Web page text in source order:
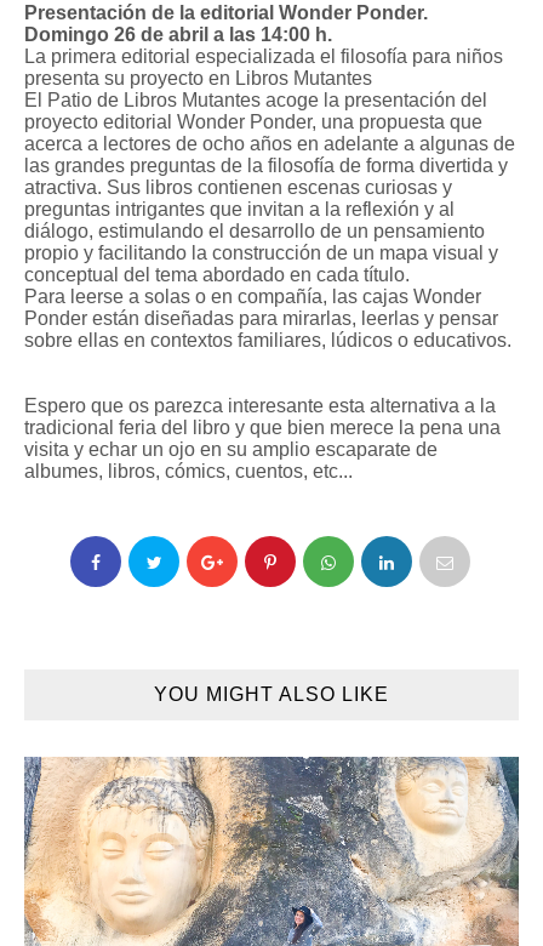
Presentación de la editorial Wonder Ponder.
Domingo 26 de abril a las 14:00 h.
La primera editorial especializada el filosofía para niños
presenta su proyecto en Libros Mutantes
El Patio de Libros Mutantes acoge la presentación del
proyecto editorial Wonder Ponder, una propuesta que
acerca a lectores de ocho años en adelante a algunas de
las grandes preguntas de la filosofía de forma divertida y
atractiva. Sus libros contienen escenas curiosas y
preguntas intrigantes que invitan a la reflexión y al
diálogo, estimulando el desarrollo de un pensamiento
propio y facilitando la construcción de un mapa visual y
conceptual del tema abordado en cada título.
Para leerse a solas o en compañía, las cajas Wonder
Ponder están diseñadas para mirarlas, leerlas y pensar
sobre ellas en contextos familiares, lúdicos o educativos.
Espero que os parezca interesante esta alternativa a la
tradicional feria del libro y que bien merece la pena una
visita y echar un ojo en su amplio escaparate de
albumes, libros, cómics, cuentos, etc...
YOU MIGHT ALSO LIKE